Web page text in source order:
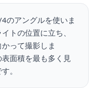
のアングルを使いま
トの位置に立ち、
って撮影しま
面積を最も多く見
。